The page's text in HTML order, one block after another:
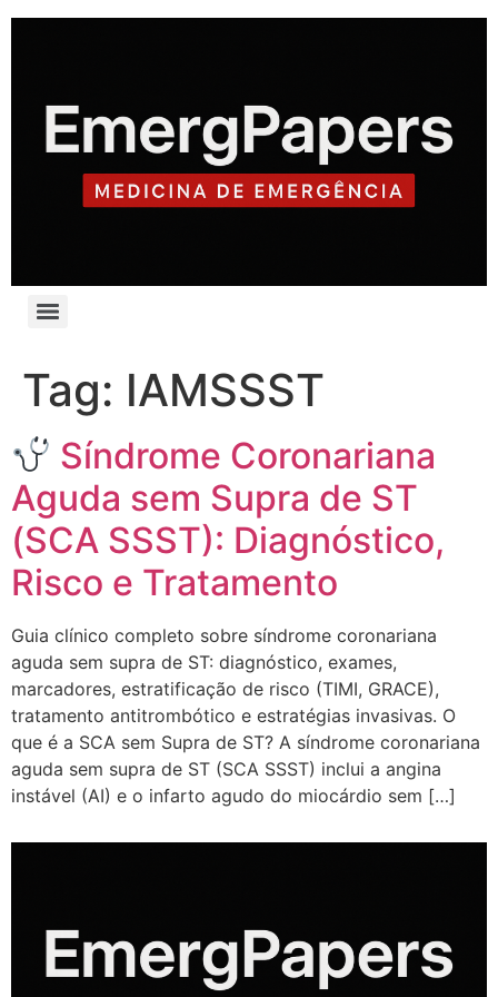
Tag: IAMSSST
Síndrome Coronariana
Aguda sem Supra de ST
(SCA SSST): Diagnóstico,
Risco e Tratamento
Guia clínico completo sobre síndrome coronariana
aguda sem supra de ST: diagnóstico, exames,
marcadores, estratificação de risco (TIMI, GRACE),
tratamento antitrombótico e estratégias invasivas. O
que é a SCA sem Supra de ST? A síndrome coronariana
aguda sem supra de ST (SCA SSST) inclui a angina
instável (AI) e o infarto agudo do miocárdio sem […]